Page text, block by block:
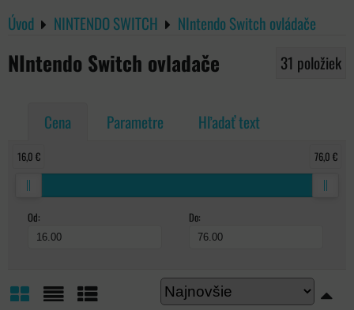
Úvod NINTENDO SWITCH NIntendo Switch ovládače
NIntendo Switch ovladače 31 položiek
Cena Parametre Hľadať text
Od: Do:
16,0 € 76,0 €